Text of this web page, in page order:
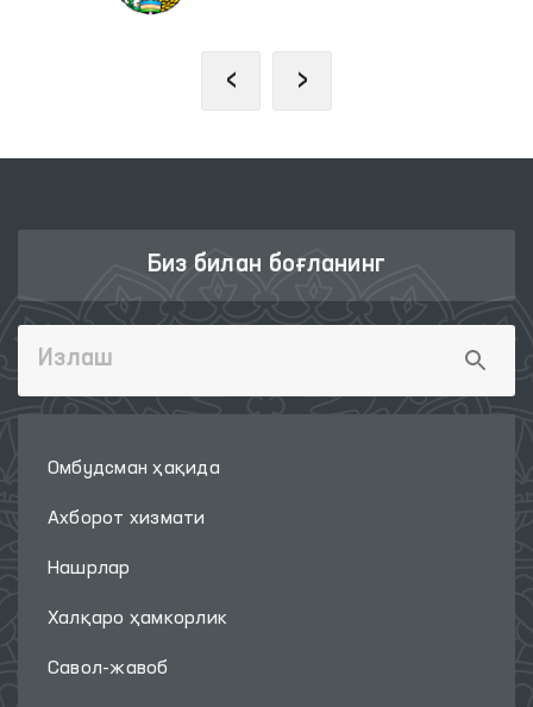
‹ ›
Биз билан боғланинг
Омбудсман ҳақида
Ахборот хизмати
Нашрлар
Халқаро ҳамкорлик
Савол-жавоб